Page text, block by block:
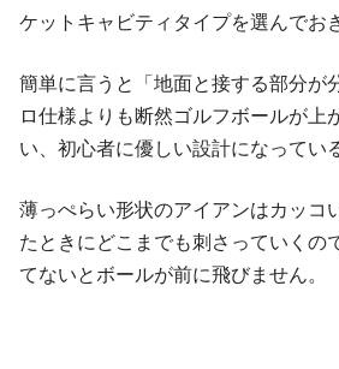
ケットキャビティタイプを選んでお
簡単に言うと「地面と接する部分が
ロ仕様よりも断然ゴルフボールが上
い、初心者に優しい設計になってい
薄っぺらい形状のアイアンはカッコ
たときにどこまでも刺さっていくの
てないとボールが前に飛びません。